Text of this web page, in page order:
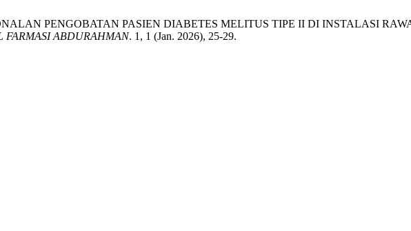
PENGOBATAN PASIEN DIABETES MELITUS TIPE II DI INSTALASI
FARMASI ABDURAHMAN. 1, 1 (Jan. 2026), 25-29.